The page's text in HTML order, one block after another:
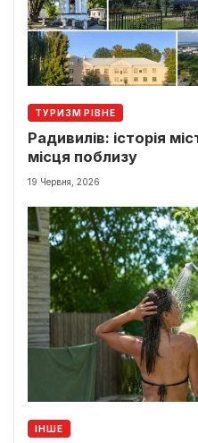
ТУРИЗМ РІВНЕ
Радивилів: історія
місця поблизу
19 Червня, 2026
ІНШЕ